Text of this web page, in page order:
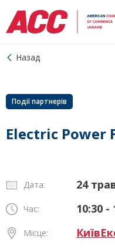
Назад
Події партнерів
Electric Power
Дата: 24
Час: 10:30 -
Місце: